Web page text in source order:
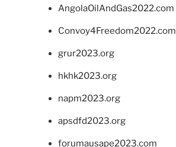
AngolaOilAndGas2022.com
Convoy4Freedom2022.com
grur2023.org
hkhk2023.org
napm2023.org
apsdfd2023.org
forumausape2023.com